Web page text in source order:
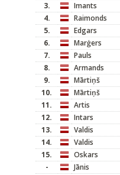
3.
Imants
4.
Raimonds
5.
Edgars
6.
Marģers
7.
Pauls
8.
Armands
9.
Mārtiņš
10.
Mārtiņš
11.
Artis
12.
Intars
13.
Valdis
14.
Valdis
15.
Oskars
-
Jānis